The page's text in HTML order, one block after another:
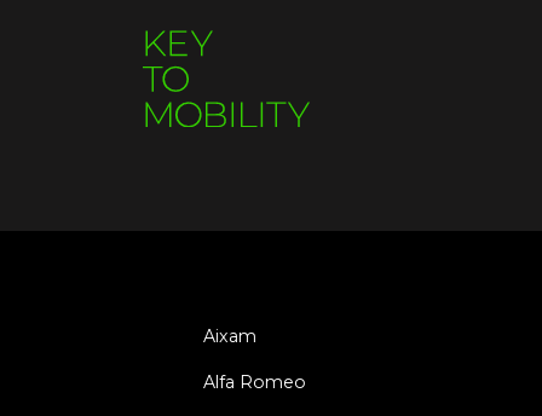
Aixam
Alfa Romeo